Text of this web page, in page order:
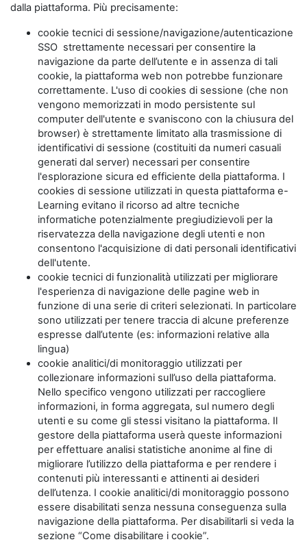
dalla piattaforma. Più precisamente:
cookie tecnici di sessione/navigazione/autenticazione
SSO strettamente necessari per consentire la
navigazione da parte dell’utente e in assenza di tali
cookie, la piattaforma web non potrebbe funzionare
correttamente. L'uso di cookies di sessione (che non
vengono memorizzati in modo persistente sul
computer dell'utente e svaniscono con la chiusura del
browser) è strettamente limitato alla trasmissione di
identificativi di sessione (costituiti da numeri casuali
generati dal server) necessari per consentire
l'esplorazione sicura ed efficiente della piattaforma. I
cookies di sessione utilizzati in questa piattaforma e-
Learning evitano il ricorso ad altre tecniche
informatiche potenzialmente pregiudizievoli per la
riservatezza della navigazione degli utenti e non
consentono l'acquisizione di dati personali identificativi
dell'utente.
cookie tecnici di funzionalità utilizzati per migliorare
l'esperienza di navigazione delle pagine web in
funzione di una serie di criteri selezionati. In particolare
sono utilizzati per tenere traccia di alcune preferenze
espresse dall’utente (es: informazioni relative alla
lingua)
cookie analitici/di monitoraggio utilizzati per
collezionare informazioni sull’uso della piattaforma.
Nello specifico vengono utilizzati per raccogliere
informazioni, in forma aggregata, sul numero degli
utenti e su come gli stessi visitano la piattaforma. Il
gestore della piattaforma userà queste informazioni
per effettuare analisi statistiche anonime al fine di
migliorare l’utilizzo della piattaforma e per rendere i
contenuti più interessanti e attinenti ai desideri
dell’utenza. I cookie analitici/di monitoraggio possono
essere disabilitati senza nessuna conseguenza sulla
navigazione della piattaforma. Per disabilitarli si veda la
sezione “Come disabilitare i cookie”.